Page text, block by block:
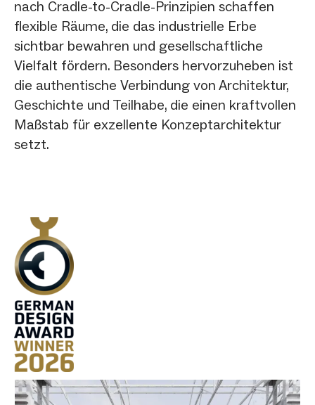
nach Cradle-to-Cradle-Prinzipien schaffen
flexible Räume, die das industrielle Erbe
sichtbar bewahren und gesellschaftliche
Vielfalt fördern. Besonders hervorzuheben ist
die authentische Verbindung von Architektur,
Geschichte und Teilhabe, die einen kraftvollen
Maßstab für exzellente Konzeptarchitektur
setzt.